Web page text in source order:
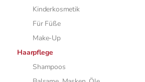
Kinderkosmetik
Für Füße
Make-Up
Haarpflege
Shampoos